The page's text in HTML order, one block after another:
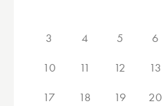
3
4 5 6
10
11 12 13
17
18 19 20